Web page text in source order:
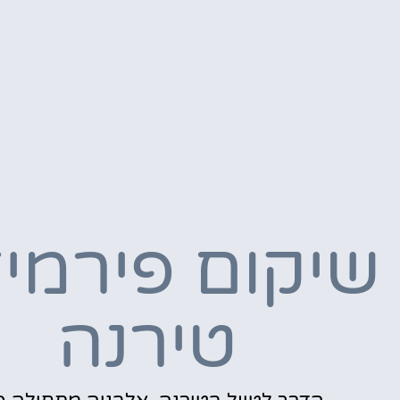
שיקום
טירנה